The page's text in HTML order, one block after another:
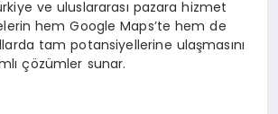
ve uluslararası pazara hizmet
hem Google Maps’te hem de
tam potansiyellerine ulaşmasını
çözümler sunar.